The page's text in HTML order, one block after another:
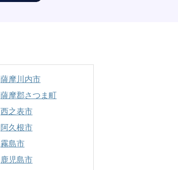
薩摩川内市
薩摩郡さつま町
西之表市
阿久根市
霧島市
鹿児島市